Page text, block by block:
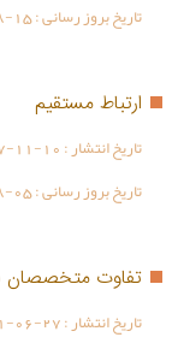
تاریخ بروز رسانی :15
ارتباط مستقیم
تاریخ انتشار :11-10
تاریخ بروز رسانی :05
تفاوت متخصصان
تاریخ انتشار :06-27